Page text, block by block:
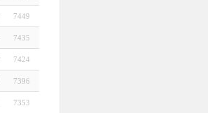
7449
7435
7424
7396
7353